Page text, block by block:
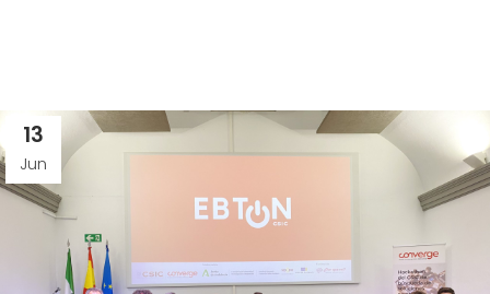
13
Jun